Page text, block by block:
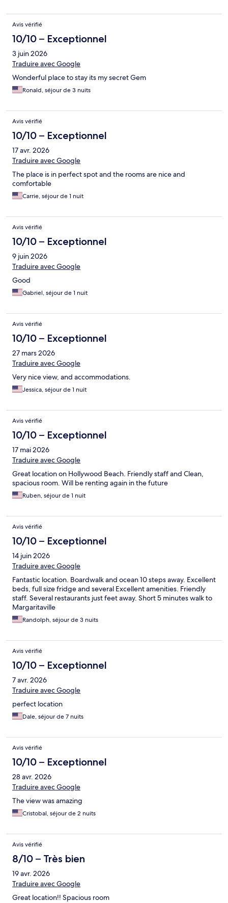
Avis vérifié
10/10 – Exceptionnel
3 juin 2026
Traduire avec Google
Wonderful place to stay its my secret Gem
Ronald, séjour de 3 nuits
Avis vérifié
10/10 – Exceptionnel
17 avr. 2026
Traduire avec Google
The place is in perfect spot and the rooms are nice and
comfortable
Carrie, séjour de 1 nuit
Avis vérifié
10/10 – Exceptionnel
9 juin 2026
Traduire avec Google
Good
Gabriel, séjour de 1 nuit
Avis vérifié
10/10 – Exceptionnel
27 mars 2026
Traduire avec Google
Very nice view, and accommodations.
Jessica, séjour de 1 nuit
Avis vérifié
10/10 – Exceptionnel
17 mai 2026
Traduire avec Google
Great location on Hollywood Beach. Friendly staff and Clean,
spacious room. Will be renting again in the future
Ruben, séjour de 1 nuit
Avis vérifié
10/10 – Exceptionnel
14 juin 2026
Traduire avec Google
Fantastic location. Boardwalk and ocean 10 steps away. Excellent
beds, full size fridge and several Excellent amenities. Friendly
staff. Several restaurants just feet away. Short 5 minutes walk to
Margaritaville
Randolph, séjour de 3 nuits
Avis vérifié
10/10 – Exceptionnel
7 avr. 2026
Traduire avec Google
perfect location
Dale, séjour de 7 nuits
Avis vérifié
10/10 – Exceptionnel
28 avr. 2026
Traduire avec Google
The view was amazing
Cristobal, séjour de 2 nuits
Avis vérifié
8/10 – Très bien
19 avr. 2026
Traduire avec Google
Great location!! Spacious room